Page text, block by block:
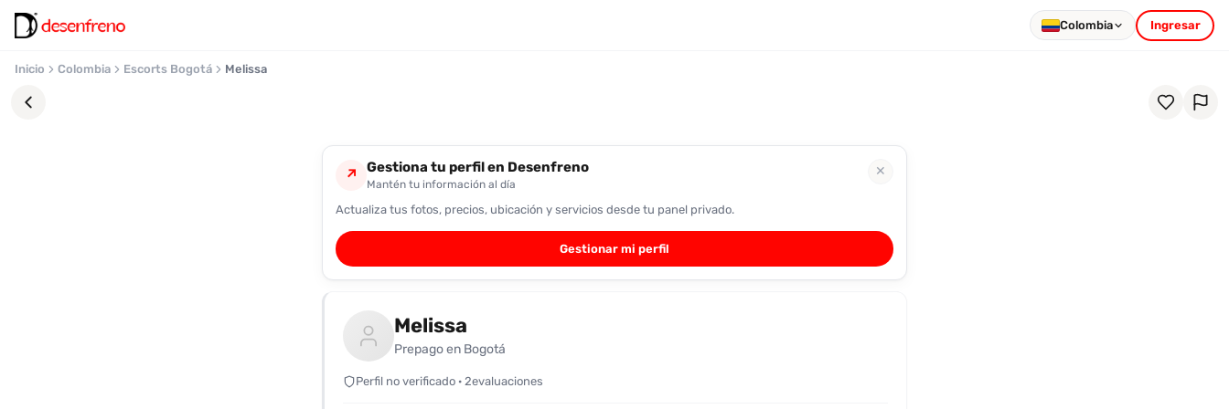
Colombia Ingresar
Inicio Colombia Escorts Bogotá Melissa
↗ Gestiona tu perfil en Desenfreno
Mantén tu información al día
✕
Actualiza tus fotos, precios, ubicación y servicios desde tu panel privado.
Gestionar mi perfil
Melissa
Prepago en Bogotá
Perfil no verificado · 2evaluaciones